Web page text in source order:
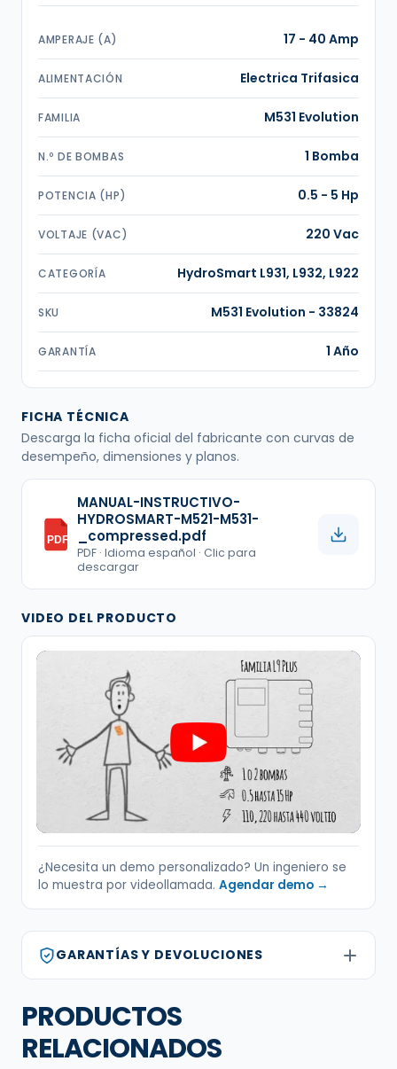
AMPERAJE (A) 17 - 40 Amp
ALIMENTACIÓN Electrica Trifasica
FAMILIA M531 Evolution
N.º DE BOMBAS 1 Bomba
POTENCIA (HP) 0.5 - 5 Hp
VOLTAJE (VAC) 220 Vac
CATEGORÍA HydroSmart L931, L932, L922
SKU M531 Evolution - 33824
GARANTÍA 1 Año
FICHA TÉCNICA
Descarga la ficha oficial del fabricante con curvas de
desempeño, dimensiones y planos.
PDF
MANUAL-INSTRUCTIVO-
HYDROSMART-M521-M531-
_compressed.pdf
PDF · Idioma español · Clic para
descargar
VIDEO DEL PRODUCTO
¿Necesita un demo personalizado? Un ingeniero se
lo muestra por videollamada. Agendar demo →
GARANTÍAS Y DEVOLUCIONES
PRODUCTOS
RELACIONADOS